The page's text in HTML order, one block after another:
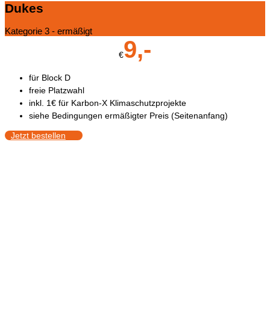
Dukes
Kategorie 3 - ermäßigt
€9,-
für Block D
freie Platzwahl
inkl. 1€ für Karbon-X Klimaschutzprojekte
siehe Bedingungen ermäßigter Preis (Seitenanfang)
Jetzt bestellen